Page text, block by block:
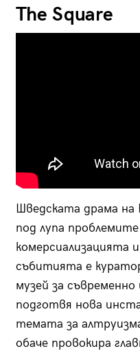
The Square
Шведската драма на
под лупа
комерсиализацията
събитията е
музей за
подготвя нова
темата за
обаче провокира